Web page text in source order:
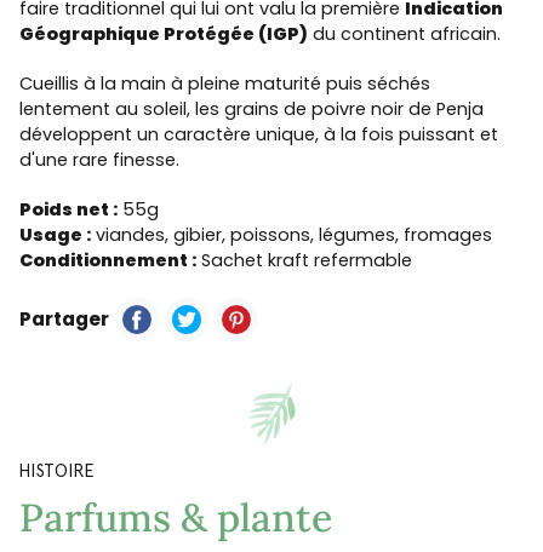
faire traditionnel qui lui ont valu la première Indication
Géographique Protégée (IGP) du continent africain.
Cueillis à la main à pleine maturité puis séchés
lentement au soleil, les grains de poivre noir de Penja
développent un caractère unique, à la fois puissant et
d'une rare finesse.
Poids net : 55g
Usage : viandes, gibier, poissons, légumes, fromages
Conditionnement : Sachet kraft refermable
Partager
HISTOIRE
Parfums & plante